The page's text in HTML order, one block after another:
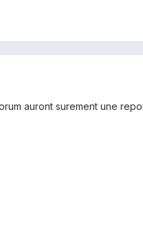
auront surement une